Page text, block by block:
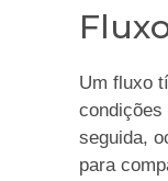
Um fluxo
seguida,
para